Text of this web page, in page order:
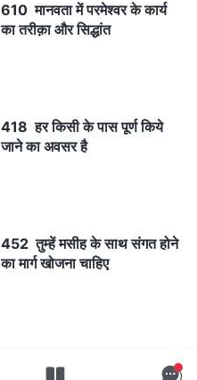
610 मानवता में परमेश्वर के कार्य
का तरीक़ा और सिद्धांत
418 हर किसी के पास पूर्ण किये
जाने का अवसर है
452 तुम्हें मसीह के साथ संगत होने
का मार्ग खोजना चाहिए